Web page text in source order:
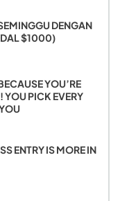
DENGAN
$1000)
YOU’RE
YOU PICK EVERY
ENTRY IS MORE IN